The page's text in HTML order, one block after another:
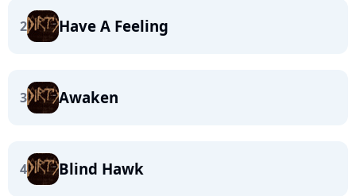
2 Have A Feeling
3 Awaken
4 Blind Hawk